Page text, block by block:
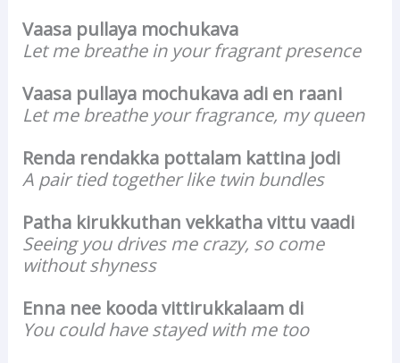
Vaasa pullaya mochukava
Let me breathe in your fragrant presence
Vaasa pullaya mochukava adi en raani
Let me breathe your fragrance, my queen
Renda rendakka pottalam kattina jodi
A pair tied together like twin bundles
Patha kirukkuthan vekkatha vittu vaadi
Seeing you drives me crazy, so come
without shyness
Enna nee kooda vittirukkalaam di
You could have stayed with me too